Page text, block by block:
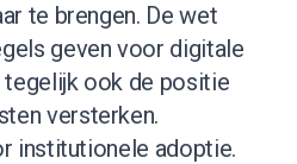
te brengen. De wet
geven voor digitale
tegelijk ook de positie
versterken.
institutionele adoptie.